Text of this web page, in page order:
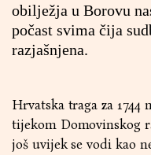
obilježja u Borovu
počast svima čija
razjašnjena.
Hrvatska traga za
tijekom Domovinskog
još uvijek se vodi kao